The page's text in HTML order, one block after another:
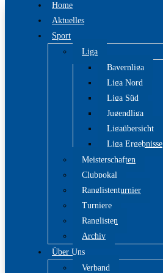
Home
Aktuelles
Sport
Liga
Bayernliga
Liga Nord
Liga Süd
Jugendliga
Ligaübersicht
Liga Ergebnisse
Meisterschaften
Clubpokal
Ranglistenturnier
Turniere
Ranglisten
Archiv
Über Uns
Verband